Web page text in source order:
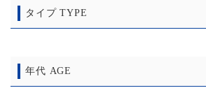
タイプ TYPE
年代 AGE